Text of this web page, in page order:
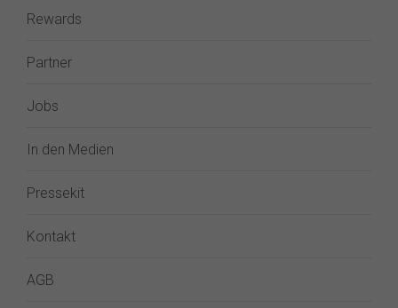
Rewards
Partner
Jobs
In den Medien
Pressekit
Kontakt
AGB